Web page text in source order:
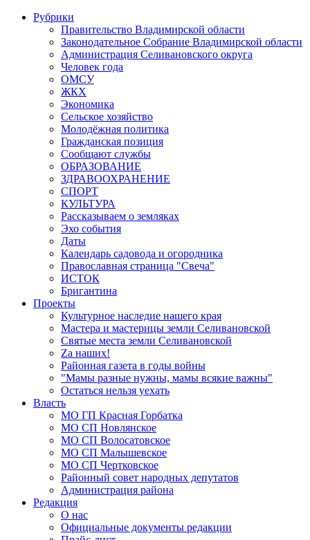
Рубрики
Правительство Владимирской области
Законодательное Собрание Владимирской области
Администрация Селивановского округа
Человек года
ОМСУ
ЖКХ
Экономика
Сельское хозяйство
Молодёжная политика
Гражданская позиция
Сообщают службы
ОБРАЗОВАНИЕ
ЗДРАВООХРАНЕНИЕ
СПОРТ
КУЛЬТУРА
Рассказываем о земляках
Эхо события
Даты
Календарь садовода и огородника
Православная страница "Свеча"
ИСТОК
Бригантина
Проекты
Культурное наследие нашего края
Мастера и мастерицы земли Селивановской
Святые места земли Селивановской
Zа наших!
Районная газета в годы войны
"Мамы разные нужны, мамы всякие важны"
Остаться нельзя уехать
Власть
МО ГП Красная Горбатка
МО СП Новлянское
МО СП Волосатовское
МО СП Малышевское
МО СП Чертковское
Районный совет народных депутатов
Администрация района
Редакция
О нас
Официальные документы редакции